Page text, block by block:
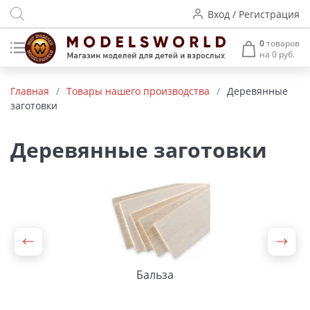
Вход / Регистрация
0товаров
на 0 руб.
Деревянные модели
Пластиковые модели
Архитектурные макеты
Главная / Товары нашего производства / Деревянные
заготовки
Деревянные заготовки
Бальза